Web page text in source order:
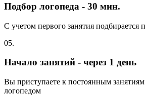
Подбор логопеда - 30 мин.
С учетом первого занятия подбирается
05.
Начало занятий - через 1 день
Вы приступаете к постоянным
логопедом